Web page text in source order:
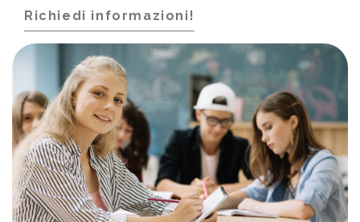
Richiedi informazioni!